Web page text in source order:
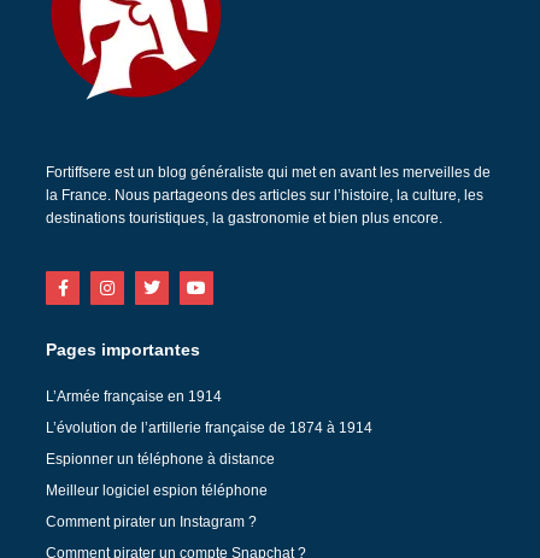
Fortiffsere est un blog généraliste qui met en avant les merveilles de
la France. Nous partageons des articles sur l’histoire, la culture, les
destinations touristiques, la gastronomie et bien plus encore.
Pages importantes
L’Armée française en 1914
L’évolution de l’artillerie française de 1874 à 1914
Espionner un téléphone à distance
Meilleur logiciel espion téléphone
Comment pirater un Instagram ?
Comment pirater un compte Snapchat ?